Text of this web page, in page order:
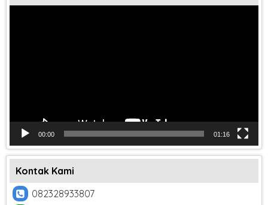
00:00 01:16
Kontak Kami
082328933807